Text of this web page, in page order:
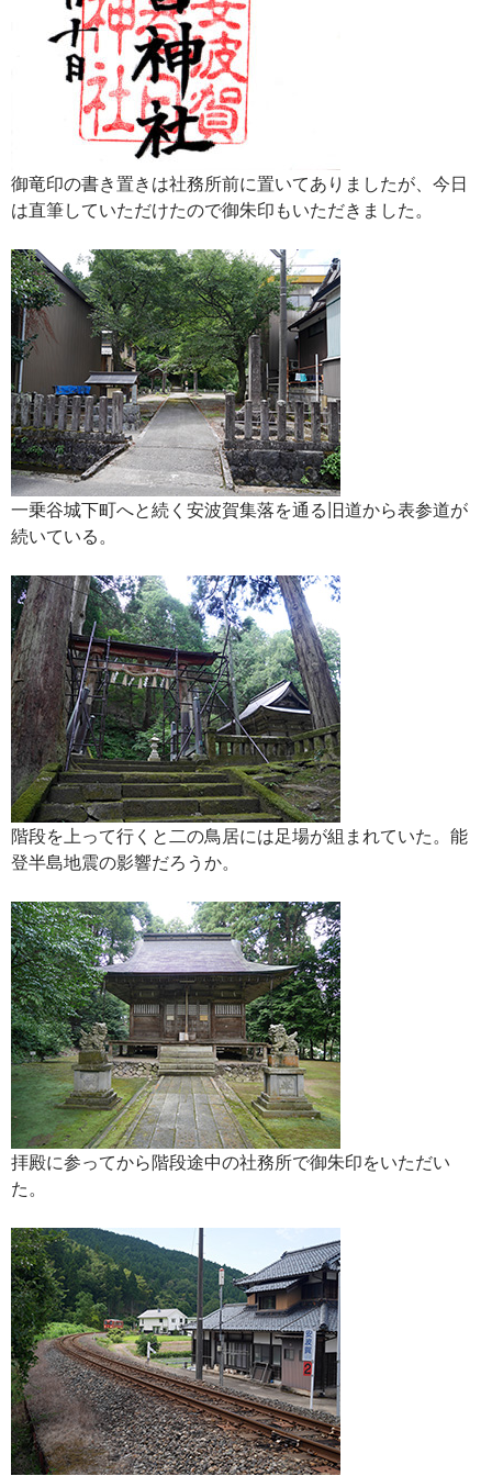
御竜印の書き置きは社務所前に置いてありましたが、今日
は直筆していただけたので御朱印もいただきました。
一乗谷城下町へと続く安波賀集落を通る旧道から表参道が
続いている。
階段を上って行くと二の鳥居には足場が組まれていた。能
登半島地震の影響だろうか。
拝殿に参ってから階段途中の社務所で御朱印をいただい
た。